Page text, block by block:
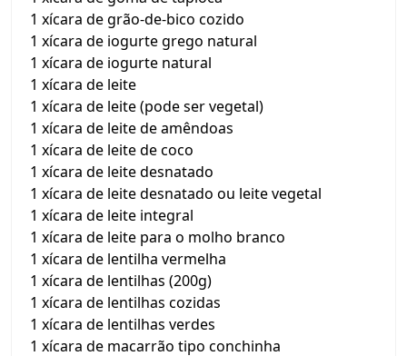
1 xícara de grão-de-bico cozido
1 xícara de iogurte grego natural
1 xícara de iogurte natural
1 xícara de leite
1 xícara de leite (pode ser vegetal)
1 xícara de leite de amêndoas
1 xícara de leite de coco
1 xícara de leite desnatado
1 xícara de leite desnatado ou leite vegetal
1 xícara de leite integral
1 xícara de leite para o molho branco
1 xícara de lentilha vermelha
1 xícara de lentilhas (200g)
1 xícara de lentilhas cozidas
1 xícara de lentilhas verdes
1 xícara de macarrão tipo conchinha